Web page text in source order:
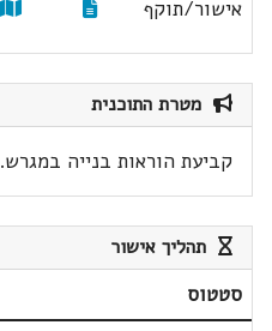
אישור/תוקף
מטרת התוכנית
קביעת הוראות בנייה במגרש.
תהליך אישור
סטטוס